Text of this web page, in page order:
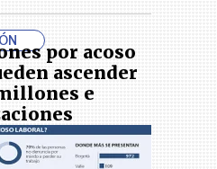
por acoso
ascender
e